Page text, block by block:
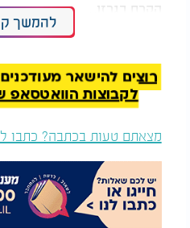
הקרח בגרזן...
ישראל מאיר עדין הנפש, בכל
כבר נם את שנתו, היה מגיע
המים שפך את תכולתם...
ולא הבינו הילדים, מי הוא
מזמתם...
החפץ חיים: "בזכות זה יהיה
להמשך
רוצים להישאר
לקבוצות הוואטסאפ של
מצאתם טעות בכתבה? כתבו